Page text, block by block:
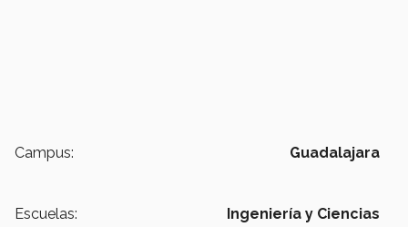
Campus: Guadalajara
Escuelas: Ingeniería y Ciencias